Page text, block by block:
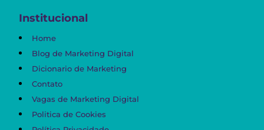
Institucional
Home
Blog de Marketing Digital
Dicionario de Marketing
Contato
Vagas de Marketing Digital
Politica de Cookies